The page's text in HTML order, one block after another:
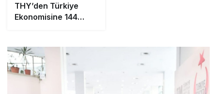
THY’den Türkiye
Ekonomisine 144